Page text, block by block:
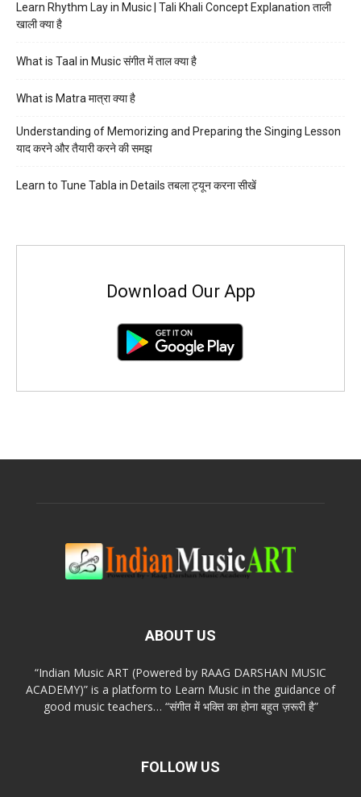
Learn Rhythm Lay in Music | Tali Khali Concept Explanation ताली
खाली क्या है
What is Taal in Music संगीत में ताल क्या है
What is Matra मात्रा क्या है
Understanding of Memorizing and Preparing the Singing Lesson
याद करने और तैयारी करने की समझ
Learn to Tune Tabla in Details तबला ट्यून करना सीखें
Download Our App
ABOUT US
“Indian Music ART (Powered by RAAG DARSHAN MUSIC
ACADEMY)” is a platform to Learn Music in the guidance of
good music teachers… “संगीत में भक्ति का होना बहुत ज़रूरी है”
FOLLOW US